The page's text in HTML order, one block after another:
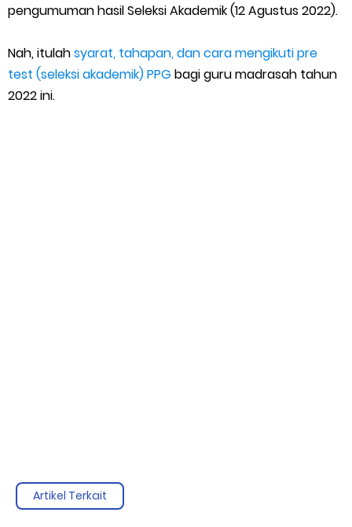
pengumuman hasil Seleksi Akademik (12 Agustus 2022).
Nah, itulahsyarat, tahapan, dan cara mengikuti pre
test (seleksi akademik) PPG bagi guru madrasah tahun
2022 ini.
Artikel Terkait